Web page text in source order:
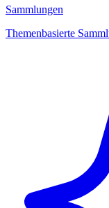
Sammlungen
Themenbasierte